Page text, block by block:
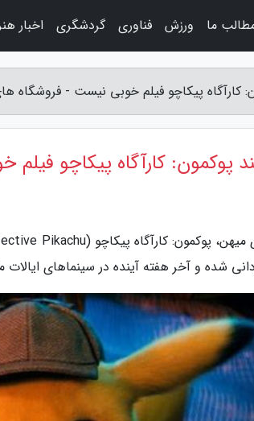
کارآگاه پیکاچو فیلم خوبی نیست - فروشگاه
پوکمون: کارآگاه پیکاچو
شده و آخر هفته آینده در سینماهای
ما ورزش فناوری گردشگری اخبار